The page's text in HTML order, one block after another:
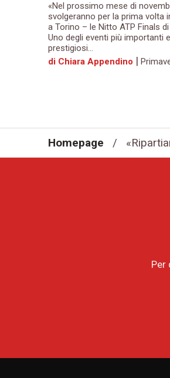
«Nel prossimo mese di
svolgeranno per la prima volta
a Torino – le Nitto ATP Finals
Uno degli eventi più importanti e
prestigiosi...
di Chiara Appendino |
Homepage /
Per